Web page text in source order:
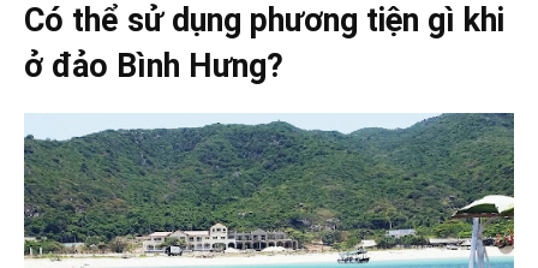
Có thể sử dụng phương tiện gì khi
ở đảo Bình Hưng?